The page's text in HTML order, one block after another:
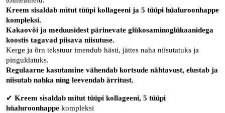
Kreem sisaldab mitut tüüpi kollageeni ja 5 tüüpi hüaluroonhappe
kompleksi.
Kakaovõi ja meduusidest pärinevate glükosaminoglükaanidega
koostis tagavad piisava niisutuse.
Kerge ja õrn tekstuur imendub hästi, jättes naha niisutatuks ja
pinguldatuks.
Regulaarne kasutamine vähendab kortsude nähtavust, elustab ja
niisutab nahka ning leevendab ärritust.
✔ Kreem sisaldab mitut tüüpi kollageeni, 5 tüüpi
hüaluroonhappe kompleksi